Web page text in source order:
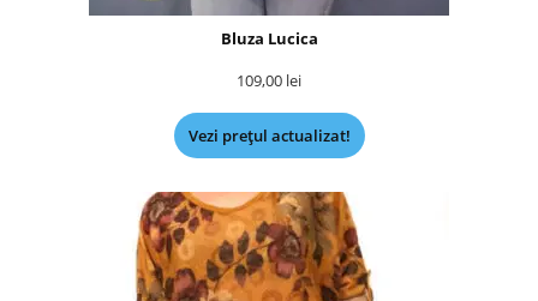
Bluza Lucica
109,00 lei
Vezi prețul actualizat!